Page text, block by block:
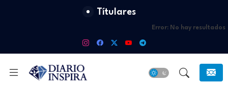
Títulares
Error: No hay resultados